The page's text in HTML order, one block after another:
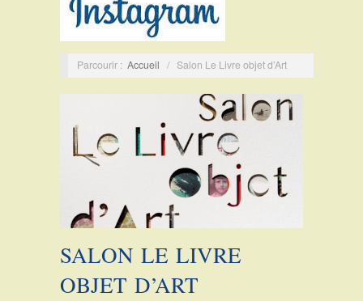
Parcourir : Accueil / Salon Le Livre objet d’Art
SALON LE LIVRE
OBJET D’ART